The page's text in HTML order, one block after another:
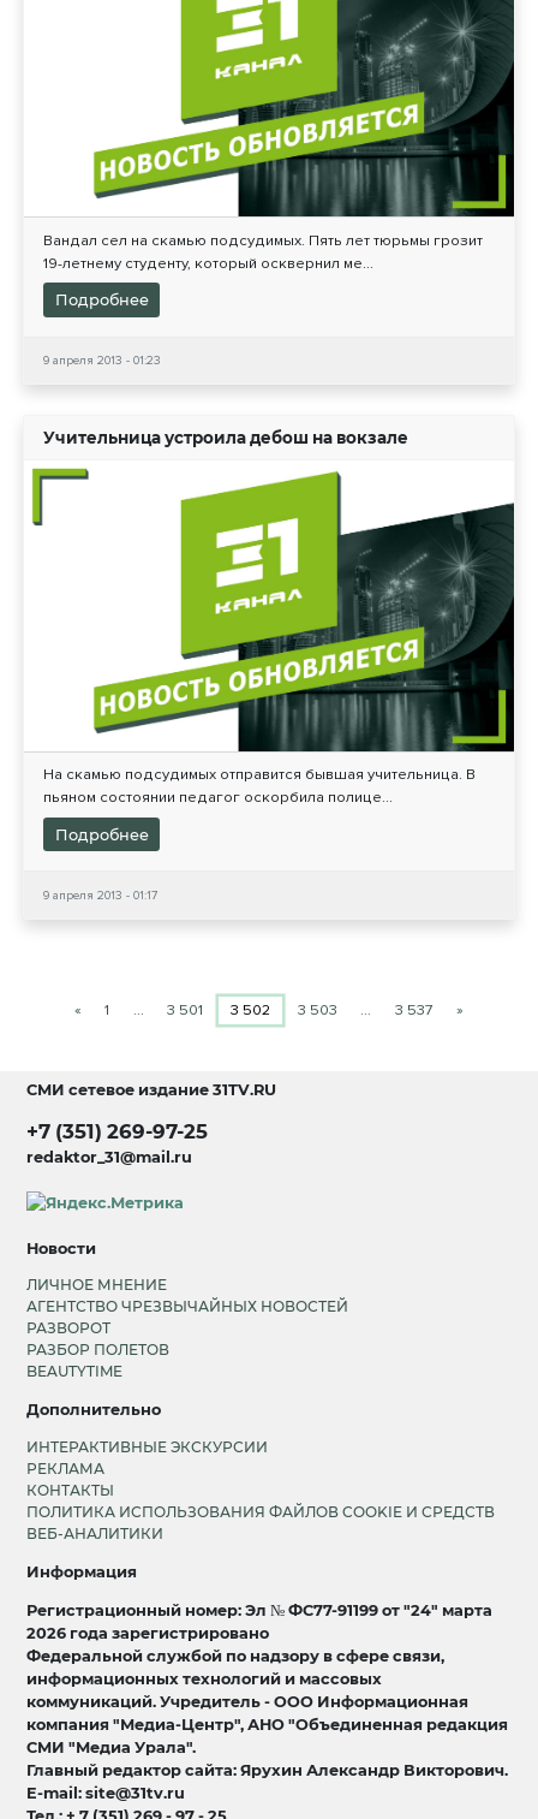
Вандал сел на скамью подсудимых. Пять лет тюрьмы грозит
19-летнему студенту, который осквернил ме...
Подробнее
9 апреля 2013 - 01:23
Учительница устроила дебош на вокзале
На скамью подсудимых отправится бывшая учительница. В
пьяном состоянии педагог оскорбила полице...
Подробнее
9 апреля 2013 - 01:17
« 1 … 3 501 3 502 3 503 … 3 537 »
СМИ сетевое издание31TV.RU
+7 (351) 269-97-25
redaktor_31@mail.ru
Новости
ЛИЧНОЕ МНЕНИЕ
АГЕНТСТВО ЧРЕЗВЫЧАЙНЫХ НОВОСТЕЙ
РАЗВОРОТ
РАЗБОР ПОЛЕТОВ
BEAUTYTIME
Дополнительно
ИНТЕРАКТИВНЫЕ ЭКСКУРСИИ
РЕКЛАМА
КОНТАКТЫ
ПОЛИТИКА ИСПОЛЬЗОВАНИЯ ФАЙЛОВ COOKIE И СРЕДСТВ
ВЕБ-АНАЛИТИКИ
Информация
Регистрационный номер: Эл № ФС77-91199 от "24" марта
2026 года зарегистрировано
Федеральной службой по надзору в сфере связи,
информационных технологий и массовых
коммуникаций. Учредитель - ООО Информационная
компания "Медиа-Центр", АНО "Объединенная редакция
СМИ "Медиа Урала".
Главный редактор сайта: Ярухин Александр Викторович.
E-mail: site@31tv.ru
Тел.: + 7 (351) 269 - 97 - 25